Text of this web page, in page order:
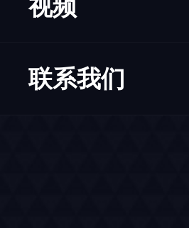
视频
联系我们